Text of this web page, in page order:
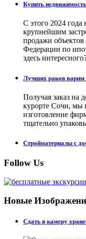
Купить
С этого 2024 года
крупнейшим
продажи
Федерации по
здесь
Лучших раков
Получая заказ на
курорте Сочи, мы
изготовление
тщательно
Стройматериалы с
Follow Us
Новые
Сдать в камеру